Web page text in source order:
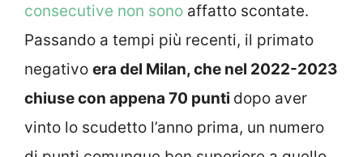
consecutive non sono affatto scontate.
Passando a tempi più recenti, il primato
negativo era del Milan, che nel 2022-2023
chiuse con appena 70 punti dopo aver
vinto lo scudetto l’anno prima, un numero